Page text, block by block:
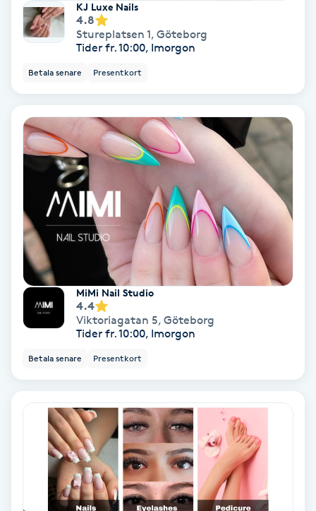
Kroppsinpackning
Kärlbehandling
Laserbehandling
Lashlift Keratin
LED-ljusterapi
Liktornar
LPG
LPG-massage
Luggklippning
KJ Luxe Nails
4.8
Stureplatsen 1, Göteborg
Tider fr. 10:00, Imorgon
Betala senare Presentkort
MiMi Nail Studio
4.4
Viktoriagatan 5, Göteborg
Tider fr. 10:00, Imorgon
Betala senare Presentkort